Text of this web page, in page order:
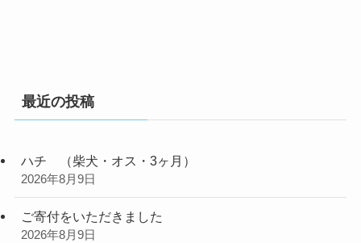
最近の投稿
ハチ （柴犬・オス・3ヶ月）
2026年8月9日
ご寄付をいただきました
2026年8月9日